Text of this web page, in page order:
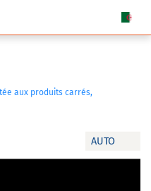
AUTO
aux produits carrés,